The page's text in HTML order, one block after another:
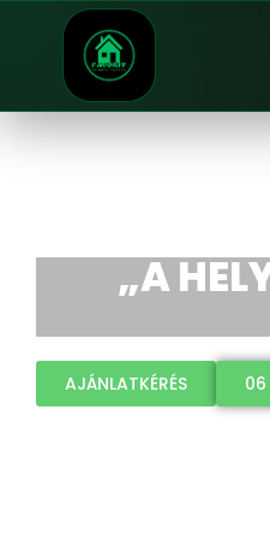
„A
AJÁNLATKÉRÉS